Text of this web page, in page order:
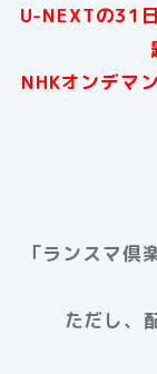
U-NEXTの31
NHKオンデマ
「ランスマ
ただし、